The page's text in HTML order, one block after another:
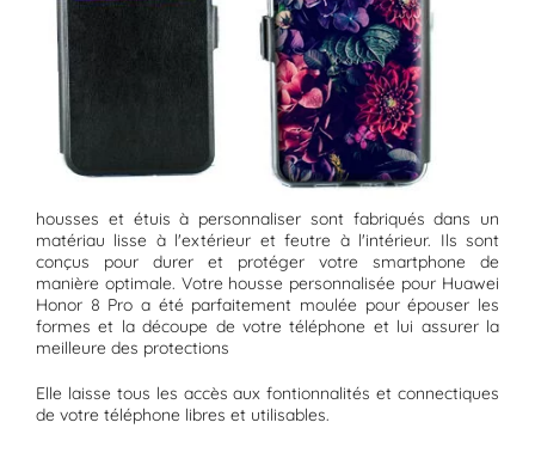
housses et étuis à personnaliser sont fabriqués dans un
matériau lisse à l'extérieur et feutre à l'intérieur. Ils sont
conçus pour durer et protéger votre smartphone de
manière optimale. Votre housse personnalisée pour Huawei
Honor 8 Pro a été parfaitement moulée pour épouser les
formes et la découpe de votre téléphone et lui assurer la
meilleure des protections
Elle laisse tous les accès aux fontionnalités et connectiques
de votre téléphone libres et utilisables.